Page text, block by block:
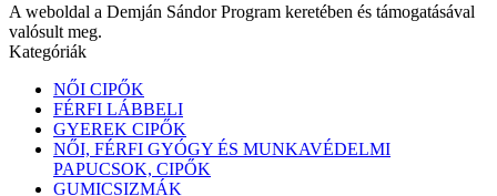
A weboldal a Demján Sándor Program keretében és támogatásával
valósult meg.
Kategóriák
NŐI CIPŐK
FÉRFI LÁBBELI
GYEREK CIPŐK
NŐI, FÉRFI GYÓGY ÉS MUNKAVÉDELMI
PAPUCSOK, CIPŐK
GUMICSIZMÁK